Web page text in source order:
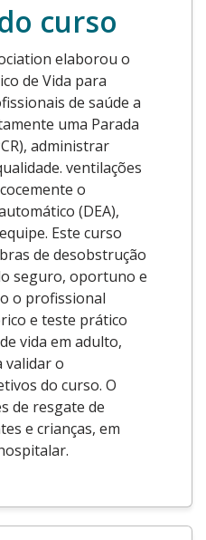
curso
elaborou o
de Vida para
de saúde a
uma Parada
administrar
ventilações
o
(DEA),
Este curso
de desobstrução
seguro, oportuno e
o profissional
e teste prático
vida em adulto,
validar o
do curso. O
de resgate de
e crianças, em